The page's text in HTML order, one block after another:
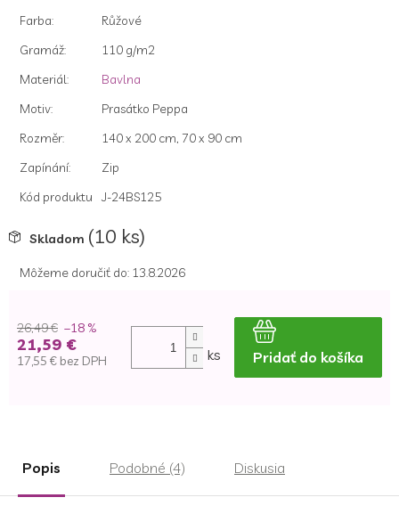
Farba:
Růžové
Gramáž:
110 g/m2
Materiál:
Bavlna
Motiv:
Prasátko Peppa
Rozměr:
140 x 200 cm, 70 x 90 cm
Zapínání:
Zip
Kód produktu
J-24BS125
Skladom (10 ks)
Môžeme doručiť do: 13.8.2026
26,49 € –18 %
21,59 €
17,55 € bez DPH ks Pridať do košíka
Popis Podobné (4) Diskusia